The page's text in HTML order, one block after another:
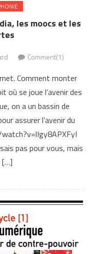
les moocs et les
Comment(1)
Comment monter
où se joue l’avenir des
on a un bassin de
assurer l’avenir du
pas pour vous, mais
[…]